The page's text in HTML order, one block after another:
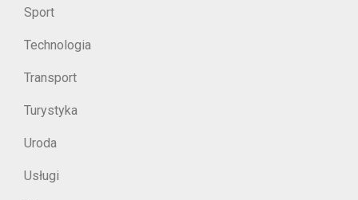
Sport
Technologia
Transport
Turystyka
Uroda
Usługi